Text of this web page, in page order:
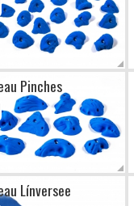
Pinches
Línversee